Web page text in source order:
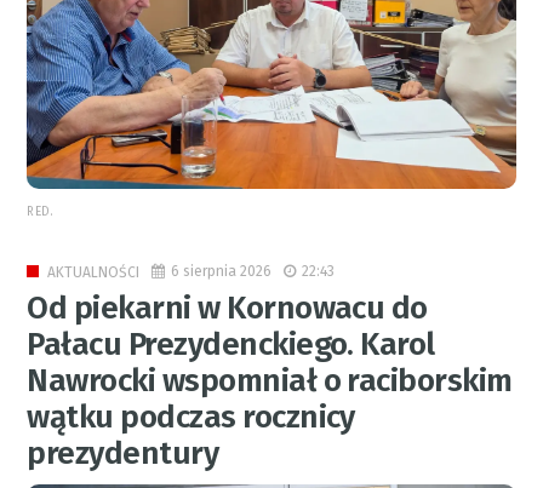
RED.
AKTUALNOŚCI 6 sierpnia 2026 22:43
Od piekarni w Kornowacu do
Pałacu Prezydenckiego. Karol
Nawrocki wspomniał o raciborskim
wątku podczas rocznicy
prezydentury